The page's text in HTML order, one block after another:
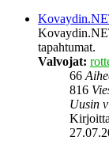
tapahtumat.
Valvojat:
66
816
Uusin